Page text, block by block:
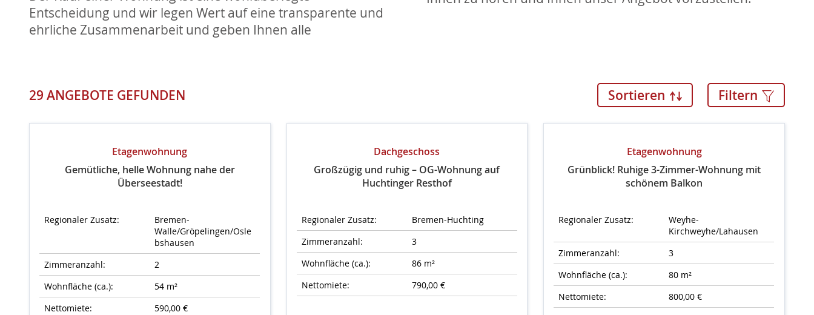
Entscheidung und wir legen Wert auf eine transparente und
ehrliche Zusammenarbeit und geben Ihnen alle
29 ANGEBOTE GEFUNDEN Sortieren Filtern
Etagenwohnung
Gemütliche, helle Wohnung nahe der
Überseestadt!
Regionaler Zusatz:
Bremen-
Walle/Gröpelingen/Osle
bshausen
Zimmeranzahl:
2
Wohnfläche (ca.):
54 m²
Nettomiete:
590,00 €
Dachgeschoss
Großzügig und ruhig – OG-Wohnung auf
Huchtinger Resthof
Regionaler Zusatz:
Bremen-Huchting
Zimmeranzahl:
3
Wohnfläche (ca.):
86 m²
Nettomiete:
790,00 €
Etagenwohnung
Grünblick! Ruhige 3-Zimmer-Wohnung mit
schönem Balkon
Regionaler Zusatz:
Weyhe-
Kirchweyhe/Lahausen
Zimmeranzahl:
3
Wohnfläche (ca.):
80 m²
Nettomiete:
800,00 €